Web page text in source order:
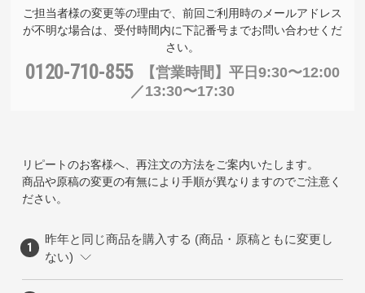
ご担当者様の変更等の理由で、前回ご利用時のメールアドレス
が不明な場合は、受付時間内に下記番号までお問い合わせくだ
さい。
0120-710-855 【営業時間】 平日9:30〜12:00
／13:30〜17:30
リピートのお客様へ、再注文の方法をご案内いたします。
商品や原稿の変更の有無により手順が異なりますのでご注意く
ださい。
昨年と同じ商品を購入する (商品・原稿ともに変更し
ない)